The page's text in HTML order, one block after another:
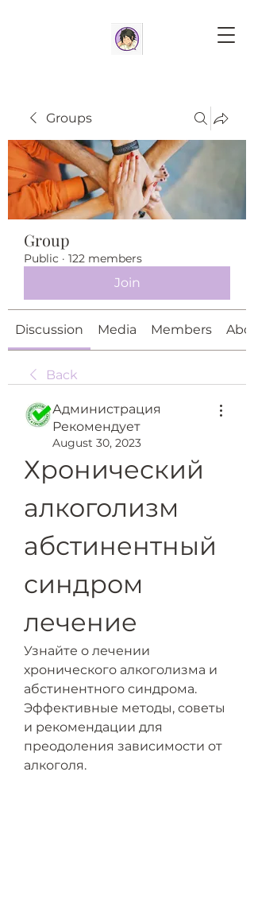
Groups
Group
Public · 122 members
Join
Discussion Media Members
Back
Администрация
Рекомендует
August 30, 2023
Хронический
алкоголизм
абстинентный
синдром
лечение
Узнайте о лечении
хронического алкоголизма и
абстинентного синдрома.
Эффективные методы, советы
и рекомендации для
преодоления зависимости от
алкоголя.